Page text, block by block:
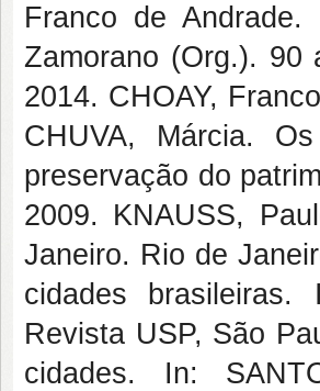
Franco de Andrade.
Zamorano (Org.). 90
2014. CHOAY,
CHUVA, Márcia.
preservação do
2009. KNAUSS,
Janeiro. Rio de
cidades
Revista USP, São
cidades. In: